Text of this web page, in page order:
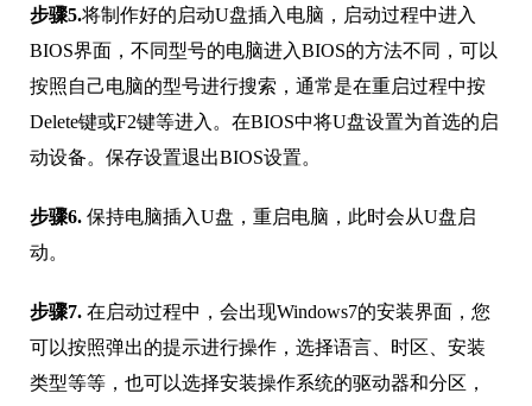
步骤5.将制作好的启动U盘插入电脑，启动过程中进入
BIOS界面，不同型号的电脑进入BIOS的方法不同，可以
按照自己电脑的型号进行搜索，通常是在重启过程中按
Delete键或F2键等进入。在BIOS中将U盘设置为首选的启
动设备。保存设置退出BIOS设置。
步骤6. 保持电脑插入U盘，重启电脑，此时会从U盘启
动。
步骤7. 在启动过程中，会出现Windows7的安装界面，您
可以按照弹出的提示进行操作，选择语言、时区、安装
类型等等，也可以选择安装操作系统的驱动器和分区，